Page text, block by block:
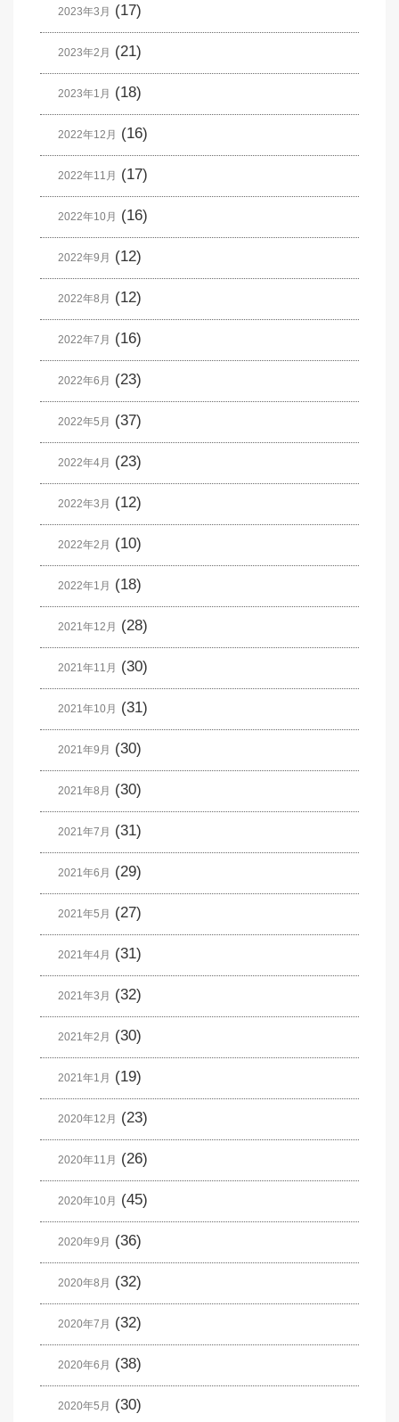
2023年3月 (17)
2023年2月 (21)
2023年1月 (18)
2022年12月 (16)
2022年11月 (17)
2022年10月 (16)
2022年9月 (12)
2022年8月 (12)
2022年7月 (16)
2022年6月 (23)
2022年5月 (37)
2022年4月 (23)
2022年3月 (12)
2022年2月 (10)
2022年1月 (18)
2021年12月 (28)
2021年11月 (30)
2021年10月 (31)
2021年9月 (30)
2021年8月 (30)
2021年7月 (31)
2021年6月 (29)
2021年5月 (27)
2021年4月 (31)
2021年3月 (32)
2021年2月 (30)
2021年1月 (19)
2020年12月 (23)
2020年11月 (26)
2020年10月 (45)
2020年9月 (36)
2020年8月 (32)
2020年7月 (32)
2020年6月 (38)
2020年5月 (30)